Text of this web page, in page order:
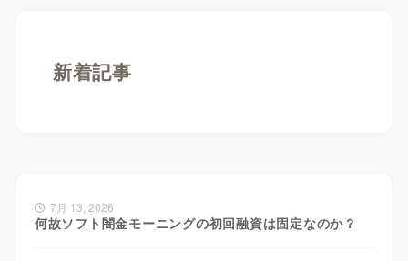
新着記事
7月 13, 2026
何故ソフト闇金モーニングの初回融資は固定なのか？